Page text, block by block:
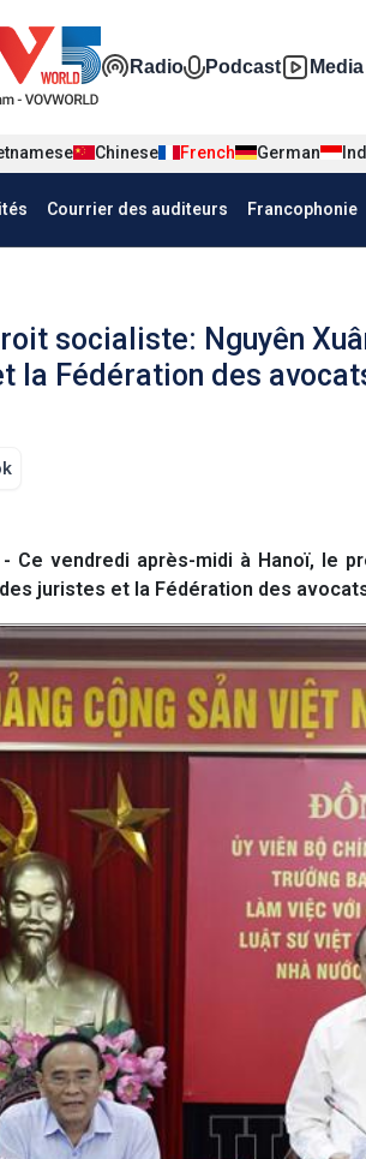
Đa phương tiện
Radio Podcast Media
Chinese French German
tiếng Pháp
Courrier des auditeurs Francophonie
Pháp
socialiste: Nguyên
la Fédération des
- Ce vendredi après-midi à Hanoï, le
juristes et la Fédération des